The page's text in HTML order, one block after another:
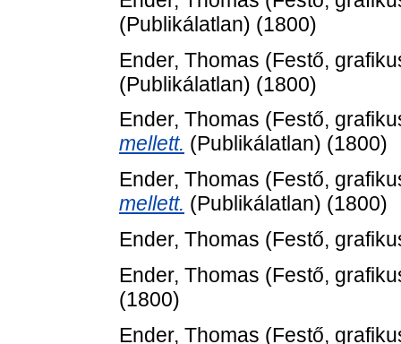
(Publikálatlan) (1800)
Ender, Thomas (Festő,
(Publikálatlan) (1800)
Ender, Thomas (Festő,
mellett. (Publikálatlan) (1800)
Ender, Thomas (Festő,
mellett. (Publikálatlan) (1800)
Ender, Thomas (Festő,
Ender, Thomas (Festő,
(1800)
Ender, Thomas (Festő,